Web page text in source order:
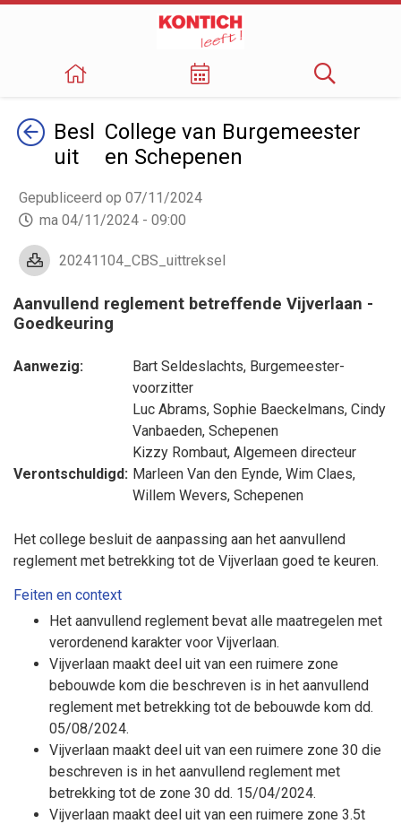
TerugBesl
uit
College van Burgemeester
en Schepenen
Gepubliceerd op 07/11/2024
ma 04/11/2024 - 09:00
20241104_CBS_uittreksel
Aanvullend reglement betreffende Vijverlaan -
Goedkeuring
Aanwezig: Bart Seldeslachts, Burgemeester-
voorzitter
Luc Abrams, Sophie Baeckelmans, Cindy
Vanbaeden, Schepenen
Kizzy Rombaut, Algemeen directeur
Verontschuldigd: Marleen Van den Eynde, Wim Claes,
Willem Wevers, Schepenen
Het college besluit de aanpassing aan het aanvullend
reglement met betrekking tot de Vijverlaan goed te keuren.
Feiten en context
Het aanvullend reglement bevat alle maatregelen met
verordenend karakter voor Vijverlaan.
Vijverlaan maakt deel uit van een ruimere zone
bebouwde kom die beschreven is in het aanvullend
reglement met betrekking tot de bebouwde kom dd.
05/08/2024.
Vijverlaan maakt deel uit van een ruimere zone 30 die
beschreven is in het aanvullend reglement met
betrekking tot de zone 30 dd. 15/04/2024.
Vijverlaan maakt deel uit van een ruimere zone 3.5t